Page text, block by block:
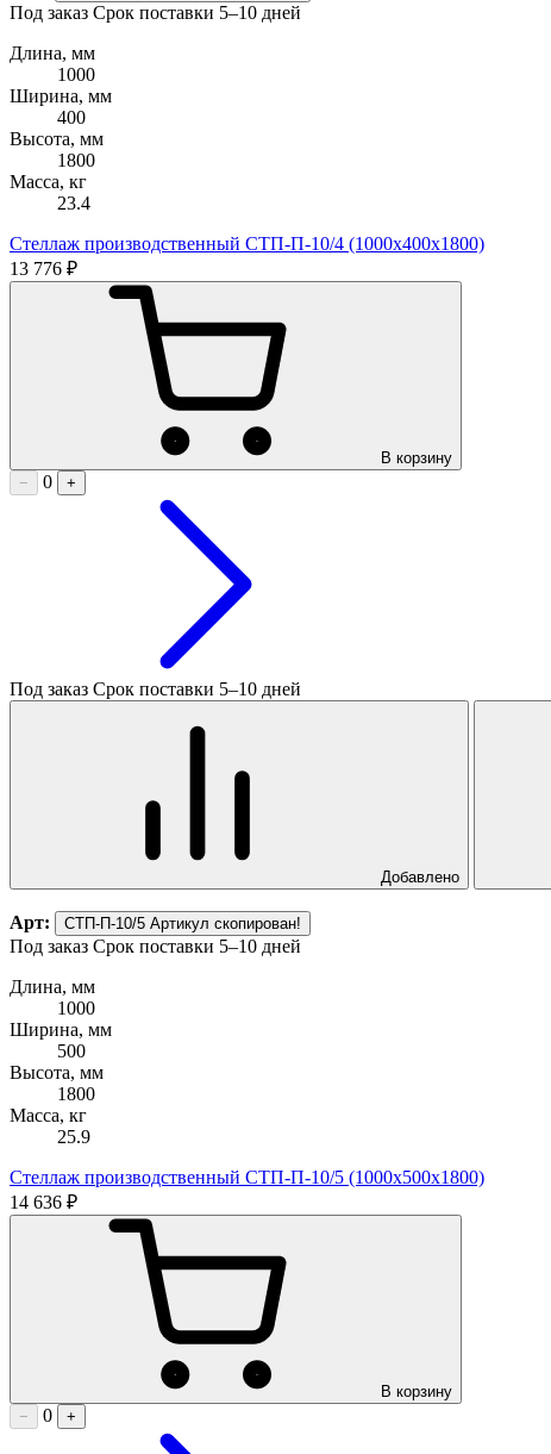
Под заказ Срок поставки 5–10 дней
Длина, мм
1000
Ширина, мм
400
Высота, мм
1800
Масса, кг
23.4
Стеллаж производственный СТП-П-10/4 (1000х400х1800)
13 776 ₽
В корзину
−
0 +
Под заказ Срок поставки 5–10 дней
Добавлено
Арт: СТП-П-10/5 Артикул скопирован!
Под заказ Срок поставки 5–10 дней
Длина, мм
1000
Ширина, мм
500
Высота, мм
1800
Масса, кг
25.9
Стеллаж производственный СТП-П-10/5 (1000х500х1800)
14 636 ₽
В корзину
−
0 +